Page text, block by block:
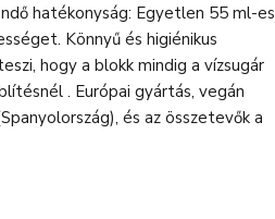
hatékonyság: Egyetlen 55 ml-es
Könnyű és higiénikus
hogy a blokk mindig a vízsugár
. Európai gyártás, vegán
és az összetevők a